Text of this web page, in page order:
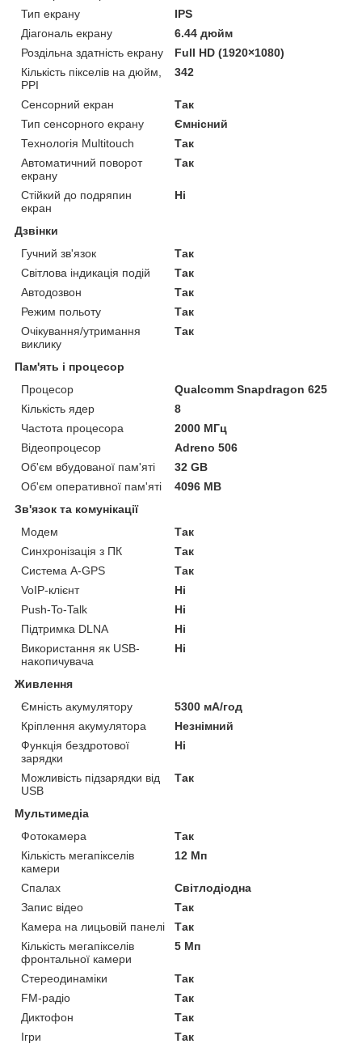
Тип екрану
IPS
Діагональ екрану
6.44 дюйм
Роздільна здатність екрану
Full HD (1920×1080)
Кількість пікселів на дюйм,
PPI
342
Сенсорний екран
Так
Тип сенсорного екрану
Ємнісний
Технологія Multitouch
Так
Автоматичний поворот
екрану
Так
Стійкий до подряпин
екран
Ні
Дзвінки
Гучний зв'язок
Так
Світлова індикація подій
Так
Автодозвон
Так
Режим польоту
Так
Очікування/утримання
виклику
Так
Пам'ять і процесор
Процесор
Qualcomm Snapdragon 625
Кількість ядер
8
Частота процесора
2000 МГц
Відеопроцесор
Adreno 506
Об'єм вбудованої пам'яті
32 GB
Об'єм оперативної пам'яті
4096 MB
Зв'язок та комунікації
Модем
Так
Синхронізація з ПК
Так
Система A-GPS
Так
VoIP-клієнт
Ні
Push-To-Talk
Ні
Підтримка DLNA
Ні
Використання як USB-
накопичувача
Ні
Живлення
Ємність акумулятору
5300 мА/год
Кріплення акумулятора
Незнімний
Функція бездротової
зарядки
Ні
Можливість підзарядки від
USB
Так
Мультимедіа
Фотокамера
Так
Кількість мегапікселів
камери
12 Мп
Спалах
Світлодіодна
Запис відео
Так
Камера на лицьовій панелі
Так
Кількість мегапікселів
фронтальної камери
5 Мп
Стереодинаміки
Так
FM-радіо
Так
Диктофон
Так
Ігри
Так